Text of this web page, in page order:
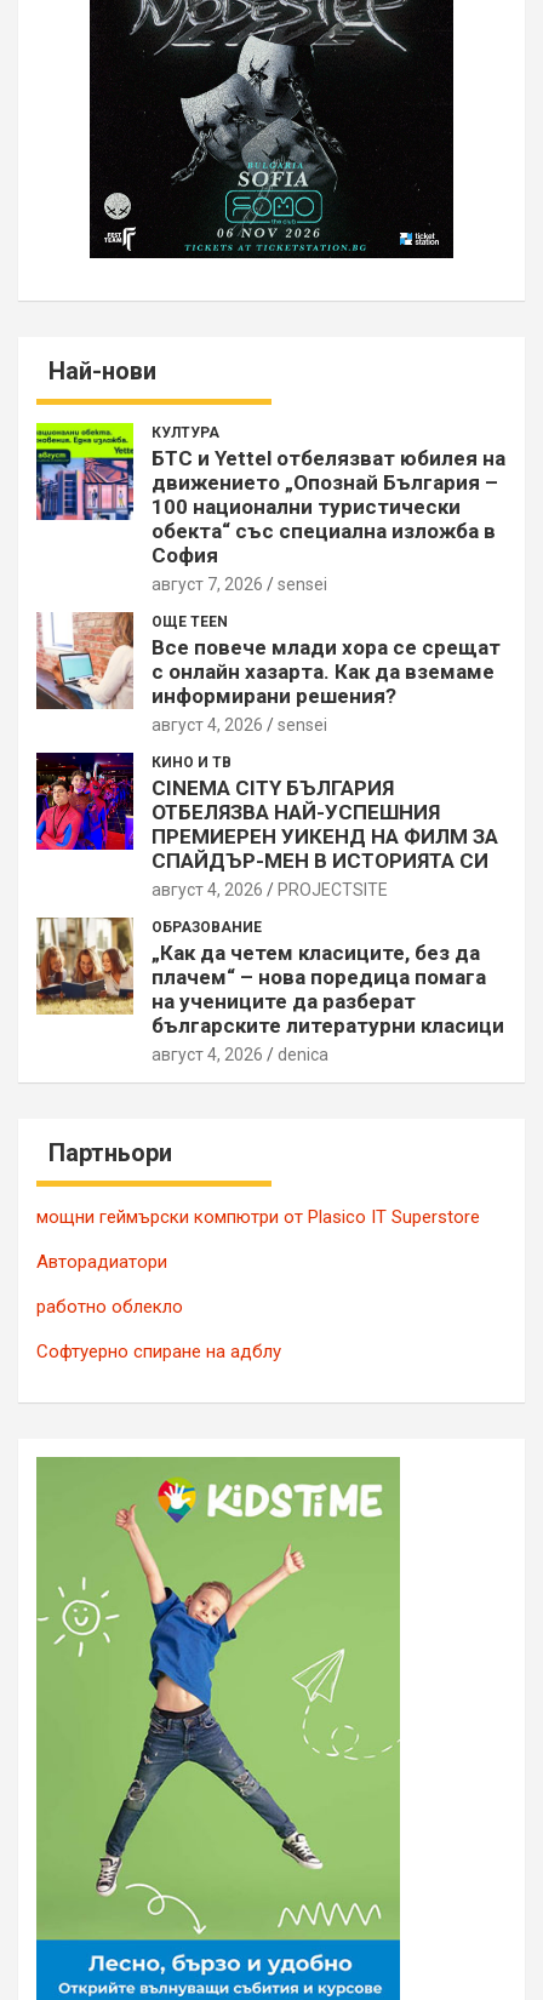
Най-нови
КУЛТУРА
БТС и Yettel отбелязват юбилея на
движението „Опознай България –
100 национални туристически
обекта“ със специална изложба в
София
август 7, 2026 sensei
ОЩЕ TEEN
Все повече млади хора се срещат
с онлайн хазарта. Как да вземаме
информирани решения?
август 4, 2026 sensei
КИНО И ТВ
CINEMA CITY БЪЛГАРИЯ
ОТБЕЛЯЗВА НАЙ-УСПЕШНИЯ
ПРЕМИЕРЕН УИКЕНД НА ФИЛМ ЗА
СПАЙДЪР-МЕН В ИСТОРИЯТА СИ
август 4, 2026 PROJECTSITЕ
ОБРАЗОВАНИЕ
„Как да четем класиците, без да
плачем“ – нова поредица помага
на учениците да разберат
българските литературни класици
август 4, 2026 denica
Партньори
мощни геймърски компютри от Plasico IT Superstore
Авторадиатори
работно облекло
Софтуерно спиране на адблу